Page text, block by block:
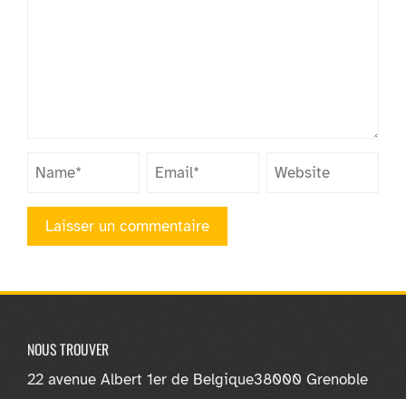
NOUS TROUVER
22 avenue Albert 1er de Belgique38000 Grenoble